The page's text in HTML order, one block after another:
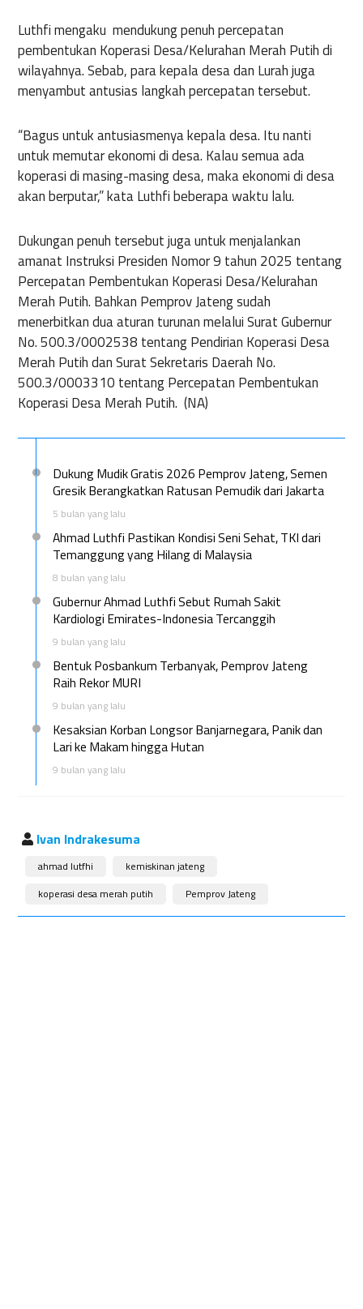
Luthfi mengaku mendukung penuh percepatan
pembentukan Koperasi Desa/Kelurahan Merah Putih di
wilayahnya. Sebab, para kepala desa dan Lurah juga
menyambut antusias langkah percepatan tersebut.
“Bagus untuk antusiasmenya kepala desa. Itu nanti
untuk memutar ekonomi di desa. Kalau semua ada
koperasi di masing-masing desa, maka ekonomi di desa
akan berputar,” kata Luthfi beberapa waktu lalu.
Dukungan penuh tersebut juga untuk menjalankan
amanat Instruksi Presiden Nomor 9 tahun 2025 tentang
Percepatan Pembentukan Koperasi Desa/Kelurahan
Merah Putih. Bahkan Pemprov Jateng sudah
menerbitkan dua aturan turunan melalui Surat Gubernur
No. 500.3/0002538 tentang Pendirian Koperasi Desa
Merah Putih dan Surat Sekretaris Daerah No.
500.3/0003310 tentang Percepatan Pembentukan
Koperasi Desa Merah Putih. (NA)
Dukung Mudik Gratis 2026 Pemprov Jateng, Semen
Gresik Berangkatkan Ratusan Pemudik dari Jakarta
5 bulan yang lalu
Ahmad Luthfi Pastikan Kondisi Seni Sehat, TKI dari
Temanggung yang Hilang di Malaysia
8 bulan yang lalu
Gubernur Ahmad Luthfi Sebut Rumah Sakit
Kardiologi Emirates-Indonesia Tercanggih
9 bulan yang lalu
Bentuk Posbankum Terbanyak, Pemprov Jateng
Raih Rekor MURI
9 bulan yang lalu
Kesaksian Korban Longsor Banjarnegara, Panik dan
Lari ke Makam hingga Hutan
9 bulan yang lalu
Ivan Indrakesuma
ahmad lutfhi
kemiskinan jateng
koperasi desa merah putih
Pemprov Jateng